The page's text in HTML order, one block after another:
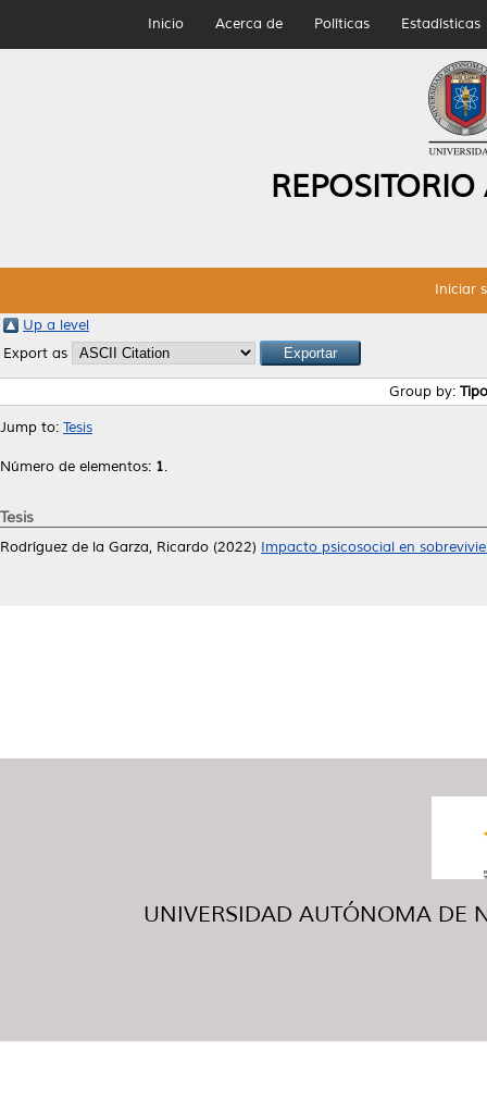
Inicio Acerca de Políticas Estadísticas
Iniciar
Up a level
Export as
Group by:
Jump to: Tesis
Número de elementos: 1.
Tesis
Rodríguez de la Garza, Ricardo (2022) Impacto psicosocial en
UNIVERSIDAD AUTÓNOMA DE